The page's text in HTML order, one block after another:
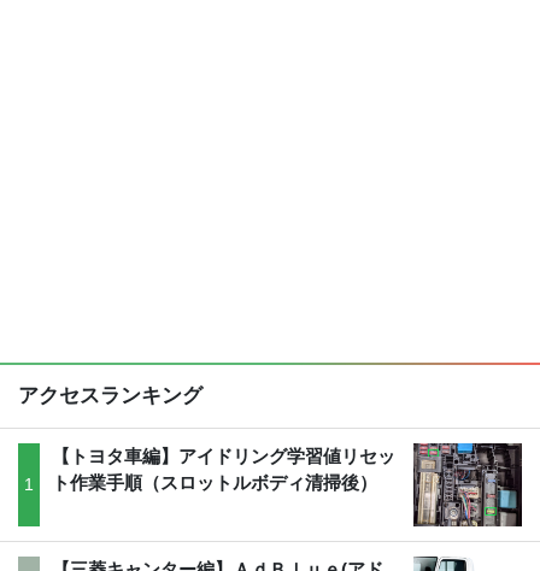
アクセスランキング
【トヨタ車編】アイドリング学習値リセッ
ト作業手順（スロットルボディ清掃後）